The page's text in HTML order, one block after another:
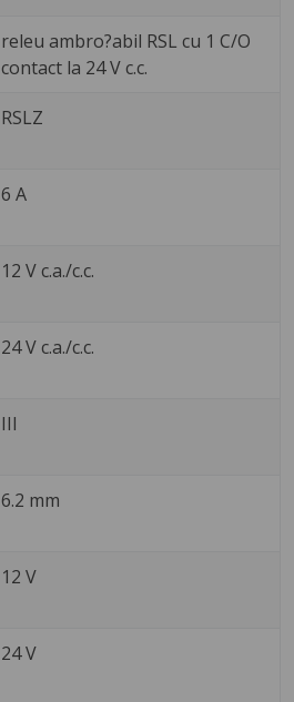
releu ambro?abil RSL cu 1 C/O
contact la 24 V c.c.
RSLZ
6 A
12 V c.a./c.c.
24 V c.a./c.c.
III
6.2 mm
12 V
24 V